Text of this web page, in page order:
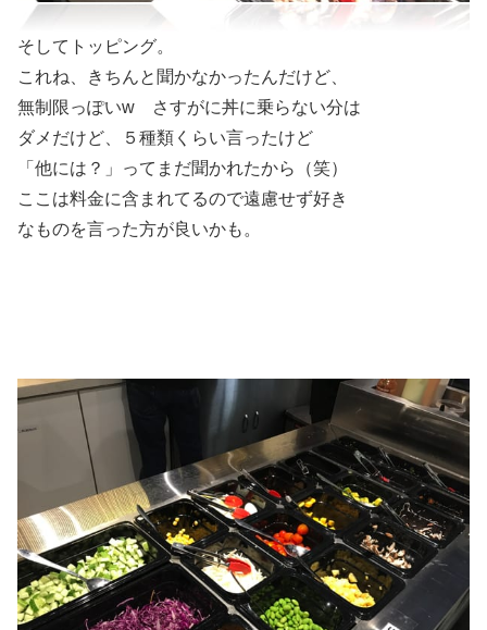
そしてトッピング。
これね、きちんと聞かなかったんだけど、
無制限っぽいw さすがに丼に乗らない分は
ダメだけど、５種類くらい言ったけど
「他には？」ってまだ聞かれたから（笑）
ここは料金に含まれてるので遠慮せず好き
なものを言った方が良いかも。